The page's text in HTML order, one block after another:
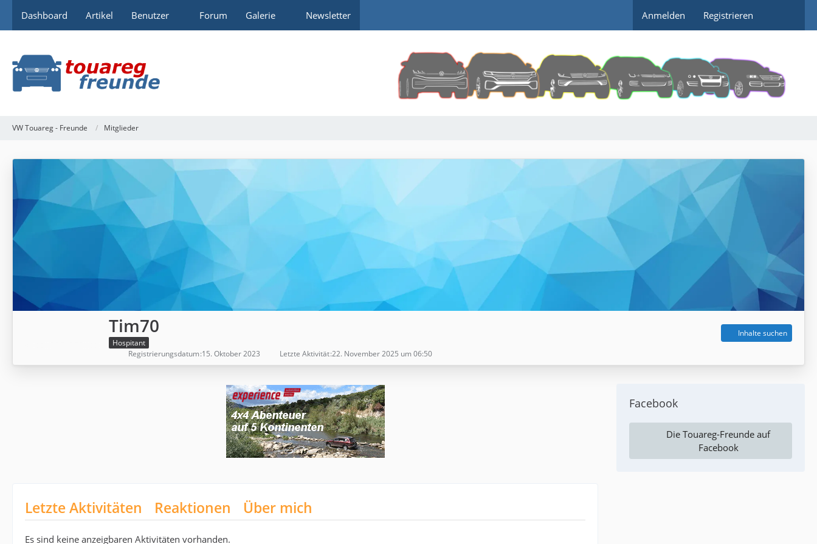
Dashboard Artikel Benutzer Forum Galerie Newsletter Anmelden Registrieren
VW Touareg - Freunde Mitglieder
Tim70
Hospitant
Inhalte suchen
Registrierungsdatum 15. Oktober 2023 Letzte Aktivität 22. November 2025 um 06:50
Letzte Aktivitäten Reaktionen Über mich
Es sind keine anzeigbaren Aktivitäten vorhanden.
Facebook
Die Touareg-Freunde auf
Facebook